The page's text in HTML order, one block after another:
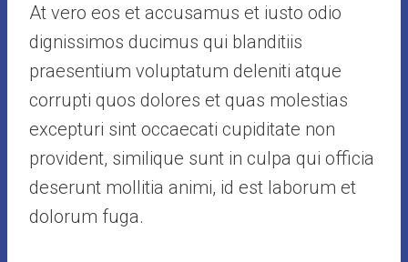
At vero eos et accusamus et iusto odio
dignissimos ducimus qui blanditiis
praesentium voluptatum deleniti atque
corrupti quos dolores et quas molestias
excepturi sint occaecati cupiditate non
provident, similique sunt in culpa qui officia
deserunt mollitia animi, id est laborum et
dolorum fuga.